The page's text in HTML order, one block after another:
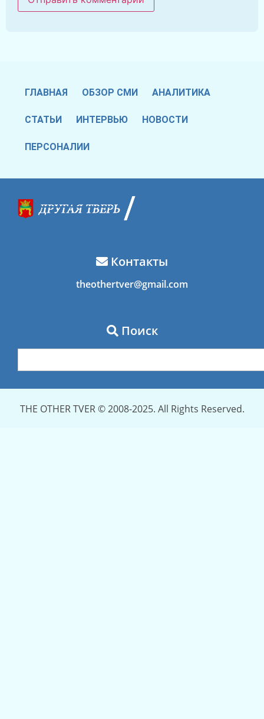
ГЛАВНАЯ ОБЗОР СМИ АНАЛИТИКА
СТАТЬИ ИНТЕРВЬЮ НОВОСТИ
ПЕРСОНАЛИИ
Контакты
theothertver@gmail.com
Поиск
THE OTHER TVER © 2008-2025. All Rights Reserved.